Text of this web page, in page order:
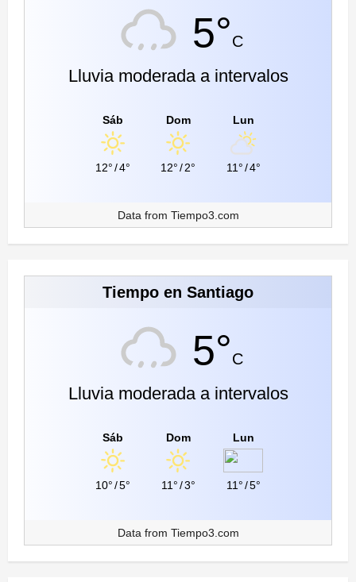
5°C
Lluvia moderada a intervalos
Sáb
12°/4°
Dom
12°/2°
Lun
11°/4°
Data from Tiempo3.com
Tiempo en Santiago
5°C
Lluvia moderada a intervalos
Sáb
10°/5°
Dom
11°/3°
Lun
11°/5°
Data from Tiempo3.com